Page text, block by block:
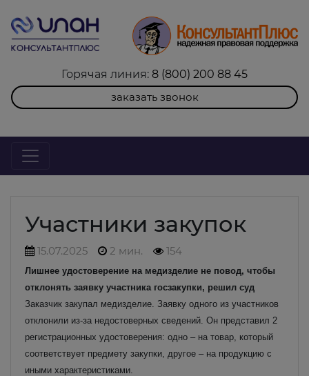
Горячая линия: 8 (800) 200 88 45
заказать звонок
Участники закупок
15.07.2025 2 мин. 154
Лишнее удостоверение на медизделие не повод, чтобы
отклонять заявку участника госзакупки, решил суд
Заказчик закупал медизделие. Заявку одного из участников
отклонили из-за недостоверных сведений. Он представил 2
регистрационных удостоверения: одно – на товар, который
соответствует предмету закупки, другое – на продукцию с
иными характеристиками.